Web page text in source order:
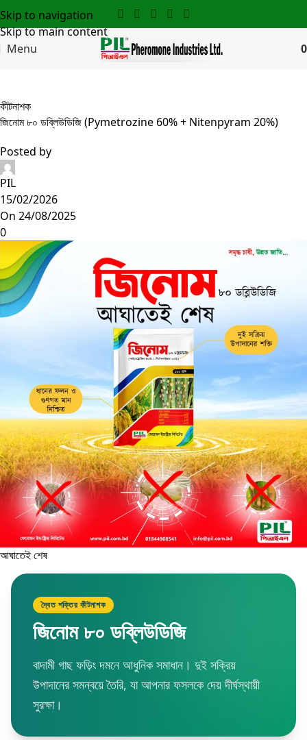
Skip to navigation
Skip to main content
Menu
0
কীটনাশক
জিনোম ৮০ ডব্লিউডিজি (Pymetrozine 60% + Nitenpyram 20%)
Posted by
PIL
15/02/2026
On 24/08/2025
0
আঘাতেই শেষ
দ্বৈত শক্তির কীটনাশক
জিনোম ৮০ ডব্লিউডিজি
বাদামী গাছ ফড়িং দমনে আধুনিক সমাধান। দুই সক্রিয়
উপাদানের সমন্বয়ে তৈরি, যা আপনার ফসলকে দেয় দীর্ঘস্থায়ী
সুরক্ষা।